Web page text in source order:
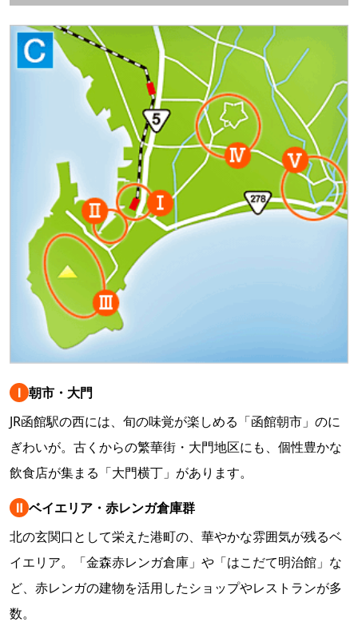
Ⅰ 朝市・大門
JR函館駅の西には、旬の味覚が楽しめる「函館朝市」のに
ぎわいが。古くからの繁華街・大門地区にも、個性豊かな
飲食店が集まる「大門横丁」があります。
Ⅱ ベイエリア・赤レンガ倉庫群
北の玄関口として栄えた港町の、華やかな雰囲気が残るベ
イエリア。「金森赤レンガ倉庫」や「はこだて明治館」な
ど、赤レンガの建物を活用したショップやレストランが多
数。